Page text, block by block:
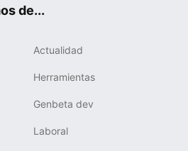
de...
Actualidad
Herramientas
Genbeta dev
Laboral